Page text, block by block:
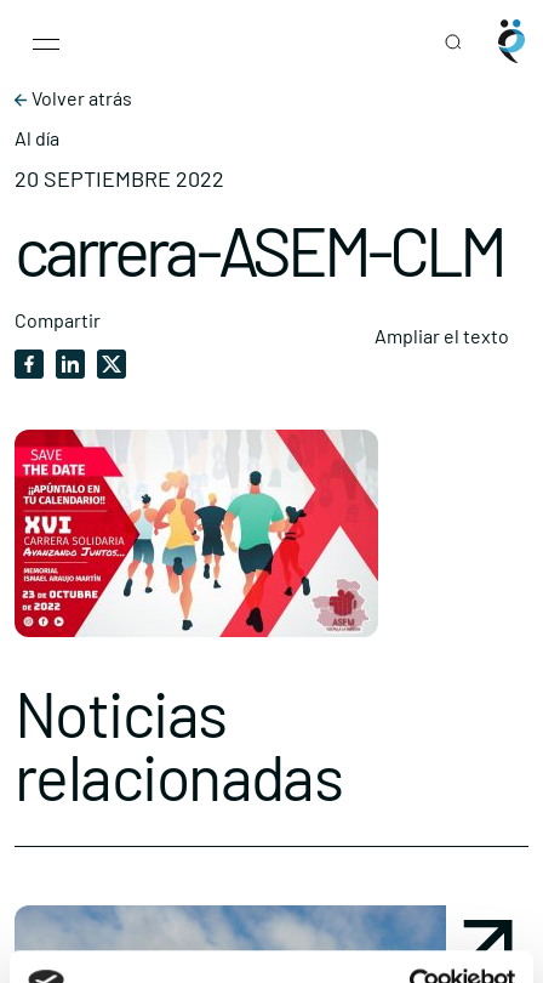
Main Navigation
Volver atrás
Al día
20 SEPTIEMBRE 2022
carrera-ASEM-CLM
Compartir
Ampliar el texto
Noticias
relacionadas